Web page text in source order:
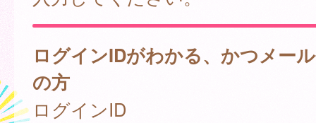
ログインIDがわかる、かつメー
の方
ログインID